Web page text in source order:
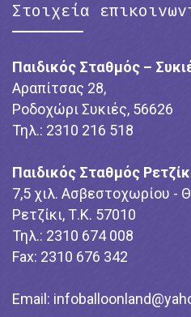
Στοιχεία
Παιδικός Σταθμός –
Αραπίτσας 28,
Ροδοχώρι Συκιές, 56626
Τηλ.: 2310 216 518
Παιδικός Σταθμός
7,5 χιλ. Ασβεστοχωρίου -
Ρετζίκι, Τ.Κ. 57010
Τηλ.: 2310 674 008
Fax: 2310 676 342
Email: